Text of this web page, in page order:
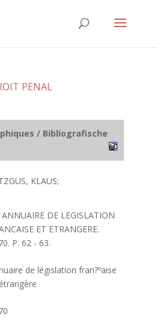
PENAL
/ Bibliografische
KLAUS;
DE LEGISLATION
ET ETRANGERE.
P. 62 - 63.
de législation fran?ºaise